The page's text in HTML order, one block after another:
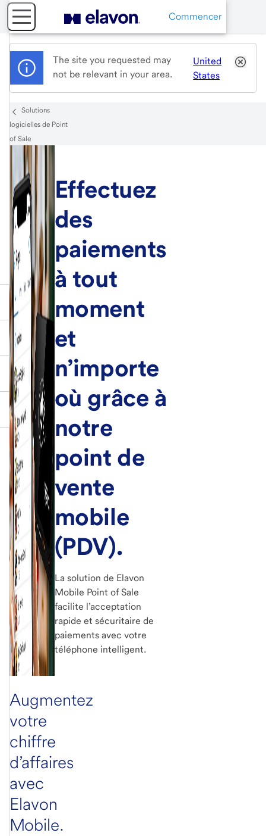
Commencer
The site you requested may
not be relevant in your area.
United
States
Solutions
logicielles de Point
of Sale
Effectuez
des
paiements
à tout
moment
et
n’importe
où grâce à
notre
point de
vente
mobile
(PDV).
La solution de Elavon
Mobile Point of Sale
facilite l’acceptation
rapide et sécuritaire de
paiements avec votre
téléphone intelligent.
Augmentez
votre
chiffre
d’affaires
avec
Elavon
Mobile.